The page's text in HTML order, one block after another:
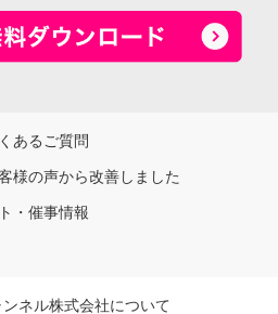
あるご質問
様の声から改善しました
・催事情報
ネル株式会社について